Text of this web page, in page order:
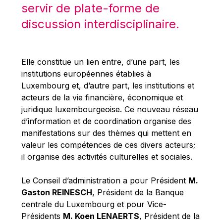
Pat Cox
Patrizia Nanz
Pierre Gramegna
Richard Pelly
Robert Goebbels
Robert REYNDERS
Robert WEIDES
Rolf Tarrach
Štefan Füle
Tim Lankester
Timothy Radcliffe
Vaclav Klaus
servir de plate-forme de
discussion interdisciplinaire.
Elle constitue un lien entre, d’une part, les
institutions européennes établies à
Luxembourg et, d’autre part, les institutions et
acteurs de la vie financière, économique et
juridique luxembourgeoise. Ce nouveau réseau
d’information et de coordination organise des
manifestations sur des thèmes qui mettent en
valeur les compétences de ces divers acteurs;
il organise des activités culturelles et sociales.
Le Conseil d’administration a pour Président M.
Gaston REINESCH, Président de la Banque
centrale du Luxembourg et pour Vice-
Présidents M. Koen LENAERTS, Président de la